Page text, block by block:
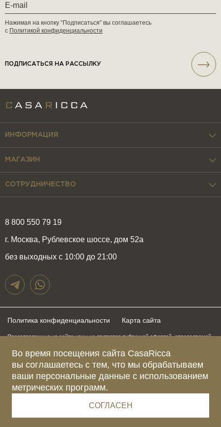
Во время посещения сайта CasaRicca
вы соглашаетесь с тем, что мы обрабатываем
ваши персональные данные с использованием
метрических программ.
СОГЛАСЕН
Нажимая на кнопку “Подписаться” вы соглашаетесь
с Политикой конфиденциальности
ПОДПИСАТЬСЯ НА РАССЫЛКУ
8 800 550 79 19
г. Москва, Рублевское шоссе, дом 52а
без выходных с 10:00 до 21:00
ИНФОРМАЦИЯ
МАГАЗИН
СОТРУДНИЧЕСТВО
Политика конфиденциальности Карта сайта
Представленные на сайте цены не являются публичной офертой, определяемой
быть изменены в любое время без предупреждения. Для получения актуальной и
подробной информации о стоимости, сроках и условиях поставки просьба
обращаться к менеджерам по указанным выше телефонам
Зарегистрированное название компании
Адрес Ш. РУБЛЁВСКОЕ, Д. 52А, ПОМЕЩ. I ЭТАЖ 2, КОМ. 81 Г.МОСКВА, ВН.ТЕР.
Телефон компании +79015477974